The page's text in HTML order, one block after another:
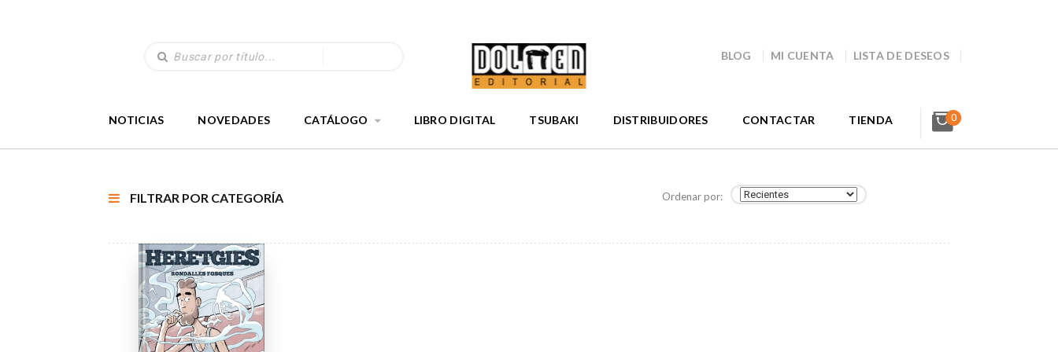
BLOG MI CUENTA LISTA DE DESEOS
NOTICIAS NOVEDADES CATÁLOGO LIBRO DIGITAL TSUBAKI DISTRIBUIDORES CONTACTAR TIENDA 0
FILTRAR POR CATEGORÍA Ordenar por: